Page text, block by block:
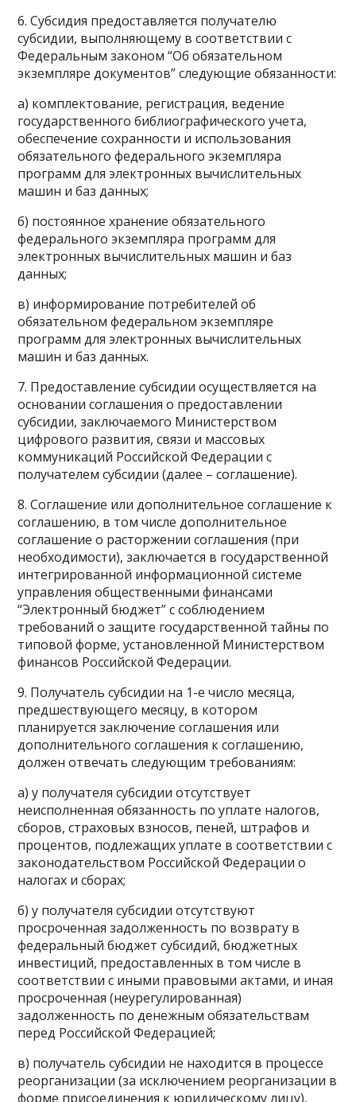
6. Субсидия предоставляется получателю
субсидии, выполняющему в соответствии с
Федеральным законом “Об обязательном
экземпляре документов” следующие обязанности:
а) комплектование, регистрация, ведение
государственного библиографического учета,
обеспечение сохранности и использования
обязательного федерального экземпляра
программ для электронных вычислительных
машин и баз данных;
б) постоянное хранение обязательного
федерального экземпляра программ для
электронных вычислительных машин и баз
данных;
в) информирование потребителей об
обязательном федеральном экземпляре
программ для электронных вычислительных
машин и баз данных.
7. Предоставление субсидии осуществляется на
основании соглашения о предоставлении
субсидии, заключаемого Министерством
цифрового развития, связи и массовых
коммуникаций Российской Федерации с
получателем субсидии (далее – соглашение).
8. Соглашение или дополнительное соглашение к
соглашению, в том числе дополнительное
соглашение о расторжении соглашения (при
необходимости), заключается в государственной
интегрированной информационной системе
управления общественными финансами
“Электронный бюджет” с соблюдением
требований о защите государственной тайны по
типовой форме, установленной Министерством
финансов Российской Федерации.
9. Получатель субсидии на 1-е число месяца,
предшествующего месяцу, в котором
планируется заключение соглашения или
дополнительного соглашения к соглашению,
должен отвечать следующим требованиям:
а) у получателя субсидии отсутствует
неисполненная обязанность по уплате налогов,
сборов, страховых взносов, пеней, штрафов и
процентов, подлежащих уплате в соответствии с
законодательством Российской Федерации о
налогах и сборах;
б) у получателя субсидии отсутствуют
просроченная задолженность по возврату в
федеральный бюджет субсидий, бюджетных
инвестиций, предоставленных в том числе в
соответствии с иными правовыми актами, и иная
просроченная (неурегулированная)
задолженность по денежным обязательствам
перед Российской Федерацией;
в) получатель субсидии не находится в процессе
реорганизации (за исключением реорганизации в
форме присоединения к юридическому лицу),